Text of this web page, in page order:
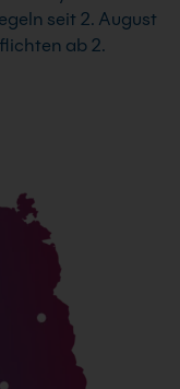
seit 2. August
ab 2.